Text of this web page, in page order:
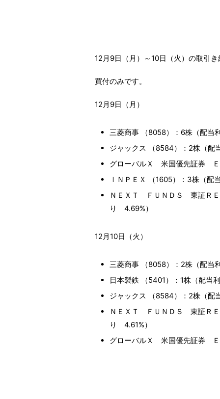
12月9日（月）～10日（火）の取引
買付のみです。
12月9日（月）
三菱商事 （8058）：6株（配
ジャックス （8584）：2株（
グローバルＸ 米国優先証券
ＩＮＰＥＸ （1605）：3株（
ＮＥＸＴ ＦＵＮＤＳ 東証ＲＥ
り 4.69%）
12月10日（火）
三菱商事 （8058）：2株（配
日本製鉄 （5401）：1株（配当
ジャックス （8584）：2株（
ＮＥＸＴ ＦＵＮＤＳ 東証ＲＥ
り 4.61%）
グローバルＸ 米国優先証券